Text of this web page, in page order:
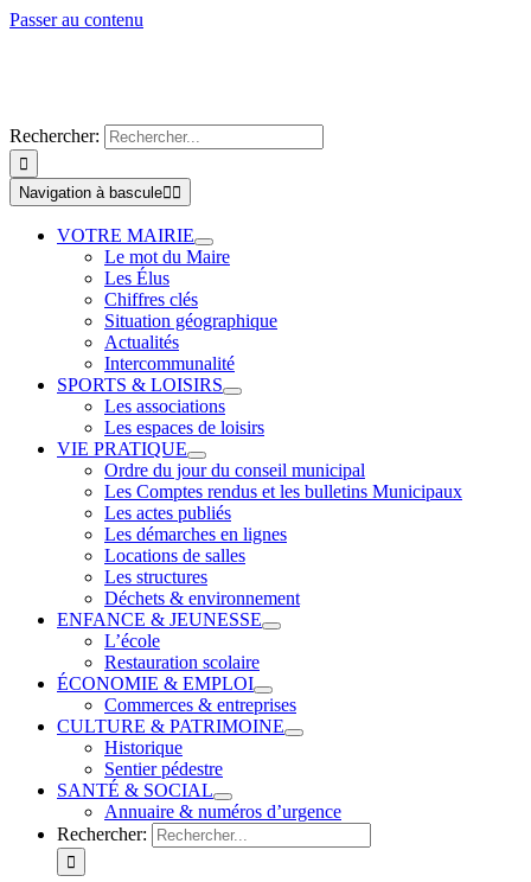
Passer au contenu
Rechercher:
Navigation à bascule
VOTRE MAIRIE
Le mot du Maire
Les Élus
Chiffres clés
Situation géographique
Actualités
Intercommunalité
SPORTS & LOISIRS
Les associations
Les espaces de loisirs
VIE PRATIQUE
Ordre du jour du conseil municipal
Les Comptes rendus et les bulletins Municipaux
Les actes publiés
Les démarches en lignes
Locations de salles
Les structures
Déchets & environnement
ENFANCE & JEUNESSE
L’école
Restauration scolaire
ÉCONOMIE & EMPLOI
Commerces & entreprises
CULTURE & PATRIMOINE
Historique
Sentier pédestre
SANTÉ & SOCIAL
Annuaire & numéros d’urgence
Rechercher: